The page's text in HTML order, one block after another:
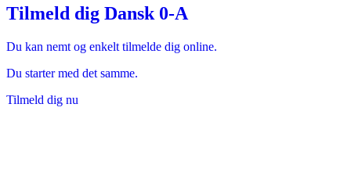
Tilmeld dig Dansk 0-A
Du kan nemt og enkelt tilmelde dig online.
Du starter med det samme.
Tilmeld dig nu